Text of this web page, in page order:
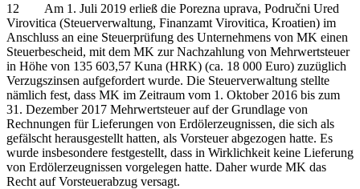
12 Am 1. Juli 2019 erließ die Porezna uprava, Područni Ured
Virovitica (Steuerverwaltung, Finanzamt Virovitica, Kroatien) im
Anschluss an eine Steuerprüfung des Unternehmens von MK einen
Steuerbescheid, mit dem MK zur Nachzahlung von Mehrwertsteuer
in Höhe von 135 603,57 Kuna (HRK) (ca. 18 000 Euro) zuzüglich
Verzugszinsen aufgefordert wurde. Die Steuerverwaltung stellte
nämlich fest, dass MK im Zeitraum vom 1. Oktober 2016 bis zum
31. Dezember 2017 Mehrwertsteuer auf der Grundlage von
Rechnungen für Lieferungen von Erdölerzeugnissen, die sich als
gefälscht herausgestellt hatten, als Vorsteuer abgezogen hatte. Es
wurde insbesondere festgestellt, dass in Wirklichkeit keine Lieferung
von Erdölerzeugnissen vorgelegen hatte. Daher wurde MK das
Recht auf Vorsteuerabzug versagt.